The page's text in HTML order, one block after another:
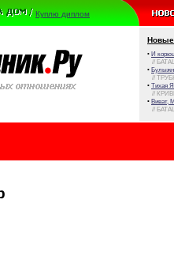
Куплю диплом
Новые
• И
//
•
//
• Тихая
//
• Виват,
//